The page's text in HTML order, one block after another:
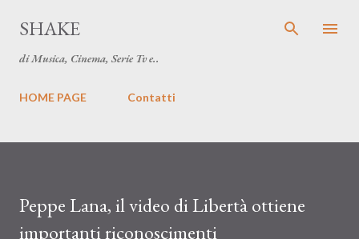
SHAKE
di Musica, Cinema, Serie Tv e..
HOME PAGE Contatti
Peppe Lana, il video di Libertà ottiene
importanti riconoscimenti